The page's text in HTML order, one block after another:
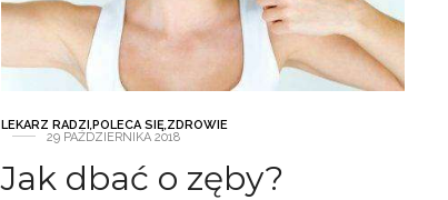
LEKARZ RADZI,POLECA SIĘ,ZDROWIE
29 PAŹDZIERNIKA 2018
Jak dbać o zęby?